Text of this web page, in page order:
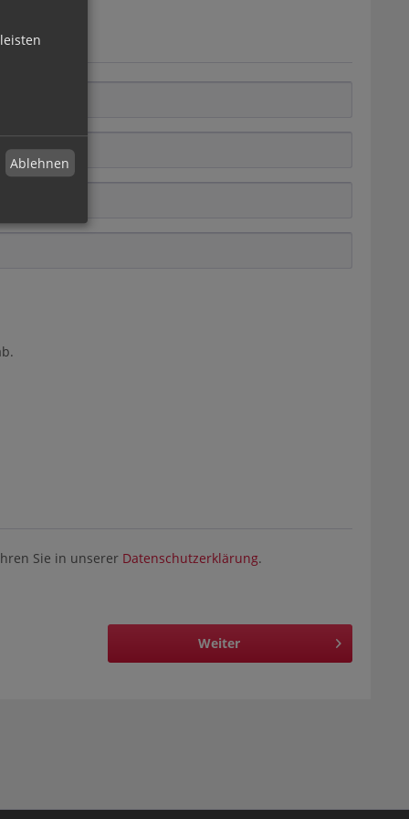
Sie in unserer Datenschutzerklärung.
Weiter
Ablehnen